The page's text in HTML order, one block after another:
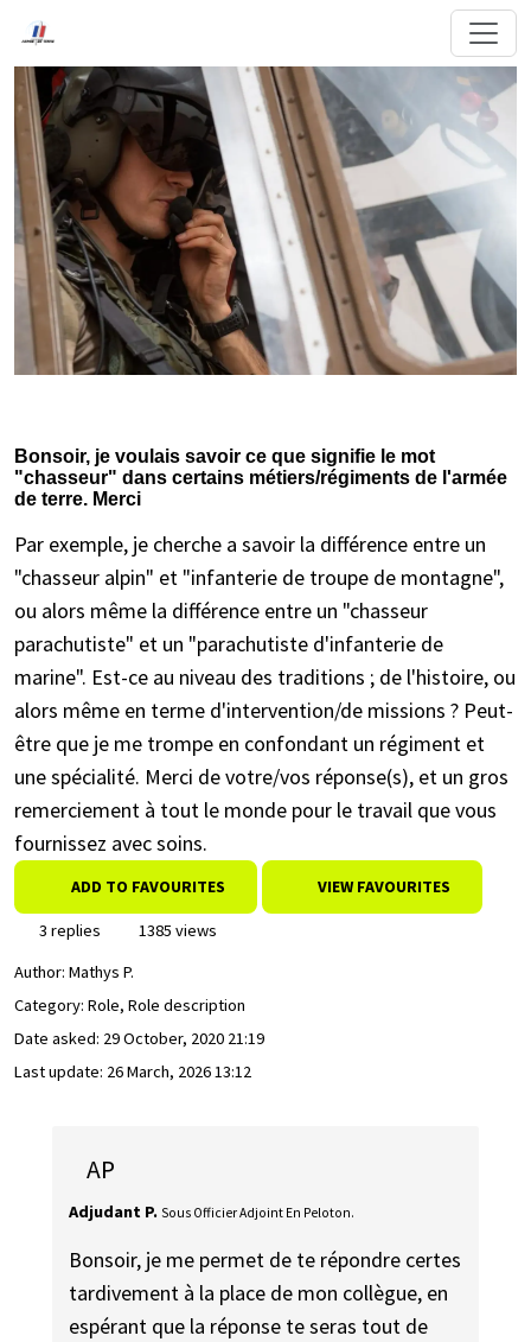
Bonsoir, je voulais savoir ce que signifie le mot
"chasseur" dans certains métiers/régiments de l'armée
de terre. Merci
Par exemple, je cherche a savoir la différence entre un
"chasseur alpin" et "infanterie de troupe de montagne",
ou alors même la différence entre un "chasseur
parachutiste" et un "parachutiste d'infanterie de
marine". Est-ce au niveau des traditions ; de l'histoire, ou
alors même en terme d'intervention/de missions ? Peut-
être que je me trompe en confondant un régiment et
une spécialité. Merci de votre/vos réponse(s), et un gros
remerciement à tout le monde pour le travail que vous
fournissez avec soins.
ADD TO FAVOURITES VIEW FAVOURITES
3 replies
1385 views
Author: Mathys P.
Category: Role, Role description
Date asked: 29 October, 2020 21:19
Last update: 26 March, 2026 13:12
AP
Adjudant P. Sous Officier Adjoint En Peloton.
Bonsoir, je me permet de te répondre certes
tardivement à la place de mon collègue, en
espérant que la réponse te seras tout de